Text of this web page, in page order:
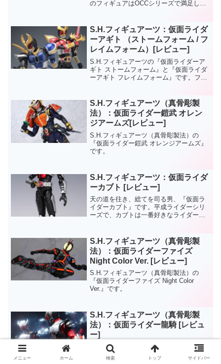
のフィギュアはOCCシリーズで満足して
クとして、《トラクロー》の別パーツに
よる差し替えギミ...
S.H.フィギュアーツ：仮面ライダ
ーアギト （ストームフォーム / フ
レイムフォーム）[レビュー]
S.H.フィギュアーツの『仮面ライダーア
ギト ストームフォーム』と『仮面ライダ
ーアギト フレイムフォーム』です。フィ
や」、と思っていたのです（そういうつ
もりだったので、...
S.H.フィギュアーツ（真骨彫製
法）：仮面ライダー鎧武 オレン
ジアームズ[レビュー]
S.H.フィギュアーツ（真骨彫製法）の
『仮面ライダー鎧武 オレンジアームズ』
です。
S.H.フィギュアーツ：仮面ライダ
ーカブト [レビュー]
天の道を往き、総てを司る男、『仮面ラ
イダーカブト』です。平成ライダーシリ
ーズで、カブトは一番好きなライダー
売が決定した時は嬉しかったものです。
『マスクドフォーム』と...
S.H.フィギュアーツ（真骨彫製
法）：仮面ライダーファイズ
Night Color Ver. [レビュー]
S.H.フィギュアーツ（真骨彫製法）の
『仮面ライダーファイズ Night Color
Ver.』です。
S.H.フィギュアーツ（真骨彫製
法）：仮面ライダー龍騎 [レビュ
ー]
S.H.フィギュアーツ（真骨彫製法）の
『仮面ライダー龍騎』です。
メニュー ホーム 検索 トップ サイドバー